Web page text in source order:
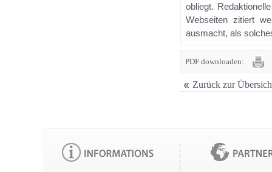
obliegt.
Webseiten zitiert
ausmacht, als
PDF downloaden:
Zurück zur